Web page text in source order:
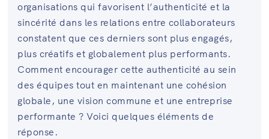
organisations qui favorisent l’authenticité et la
sincérité dans les relations entre collaborateurs
constatent que ces derniers sont plus engagés,
plus créatifs et globalement plus performants.
Comment encourager cette authenticité au sein
des équipes tout en maintenant une cohésion
globale, une vision commune et une entreprise
performante ? Voici quelques éléments de
réponse.